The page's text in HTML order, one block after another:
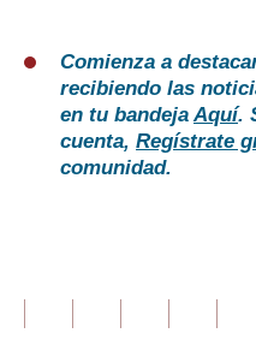
Comienza a
recibiendo las
en tu bandejaAquí.
cuenta, Regístrate
comunidad.